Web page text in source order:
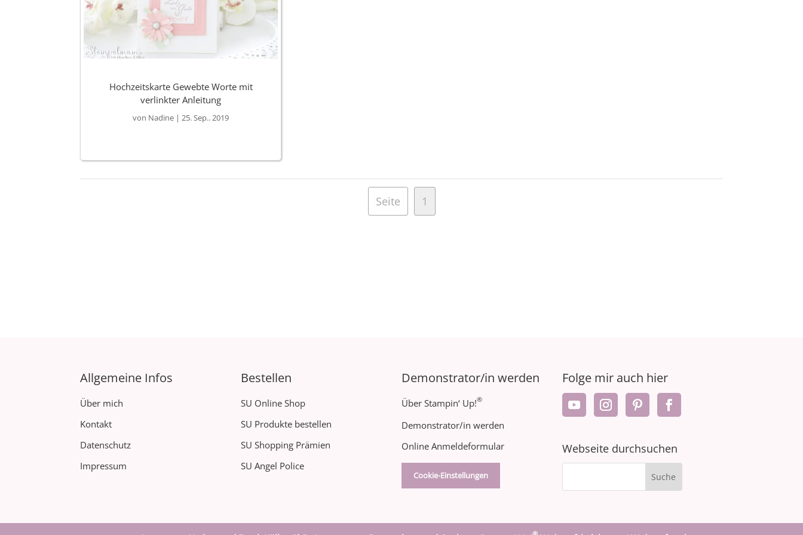
Hochzeitskarte Gewebte Worte mit
verlinkter Anleitung
von Nadine |25. Sep.. 2019
Seite 1
Allgemeine Infos
Über mich
Kontakt
Datenschutz
Impressum
Bestellen
SU Online Shop
SU Produkte bestellen
SU Shopping Prämien
SU Angel Police
Demonstrator/in werden
Über Stampin‘ Up!®
Demonstrator/in werden
Online Anmeldeformular
Cookie-Einstellungen
Folge mir auch hier
Webseite durchsuchen